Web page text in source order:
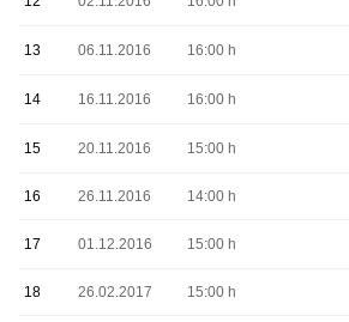
13 06.11.2016 16:00 h
14 16.11.2016 16:00 h
15 20.11.2016 15:00 h
16 26.11.2016 14:00 h
17 01.12.2016 15:00 h
18 26.02.2017 15:00 h